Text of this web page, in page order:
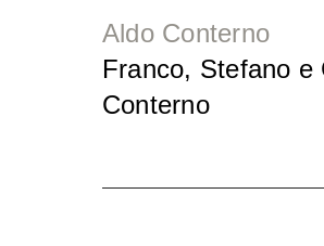
Aldo Conterno
Franco, Stefano e
Conterno